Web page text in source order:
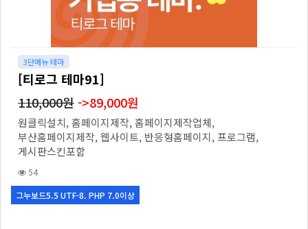
3단메뉴 테마
[티로그 테마91]
110,000원->89,000원
원클릭설치, 홈페이지제작, 홈페이지제작업체,
부산홈페이지제작, 웹사이트, 반응형홈페이지, 프로그램,
게시판스킨포함
54
그누보드5.5 UTF-8. PHP 7.0이상